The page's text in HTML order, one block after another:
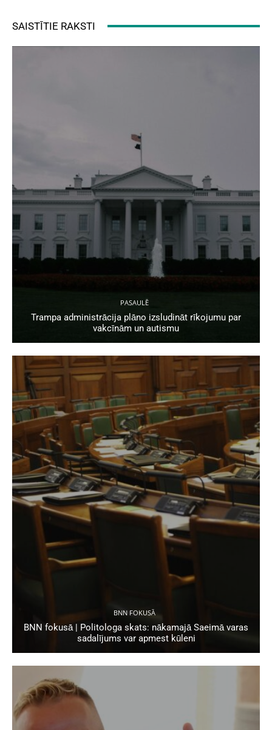
SAISTĪTIE RAKSTI
PASAULĒ
Trampa administrācija plāno izsludināt rīkojumu par
vakcīnām un autismu
BNN FOKUSĀ
BNN fokusā | Politologa skats: nākamajā Saeimā varas
sadalījums var apmest kūleni